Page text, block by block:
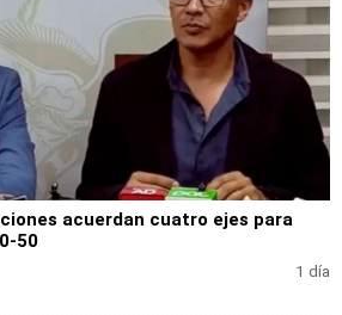
acuerdan cuatro ejes para
50
1 día